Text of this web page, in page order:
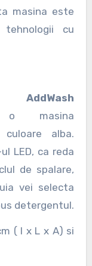
masina este
cu
masina
alba.
LED, ca reda
de spalare,
vei selecta
detergentul.
( l x L x A) si